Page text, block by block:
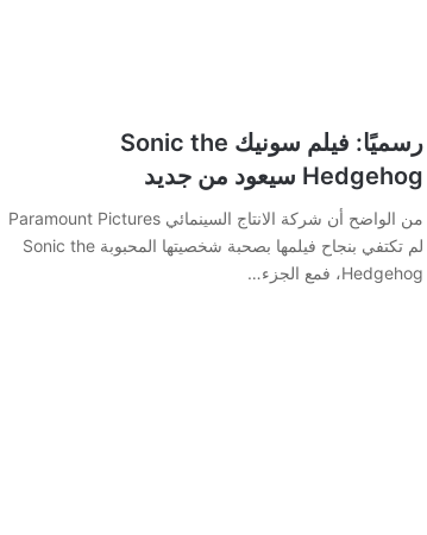
رسميًا: فيلم سونيك Sonic the
Hedgehog سيعود من جديد
من الواضح أن شركة الانتاج السينمائي Paramount Pictures
لم تكتفي بنجاح فيلمها بصحبة شخصيتها المحبوبة Sonic the
Hedgehog، فمع الجزء…